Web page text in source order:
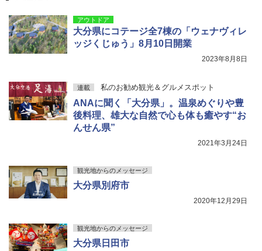
アウトドア
大分県にコテージ全7棟の「ウェナヴィレ
ッジくじゅう」8月10日開業
2023年8月8日
連載 私のお勧め観光＆グルメスポット
ANAに聞く「大分県」。温泉めぐりや豊
後料理、雄大な自然で心も体も癒やす“お
んせん県”
2021年3月24日
観光地からのメッセージ
大分県別府市
2020年12月29日
観光地からのメッセージ
大分県日田市